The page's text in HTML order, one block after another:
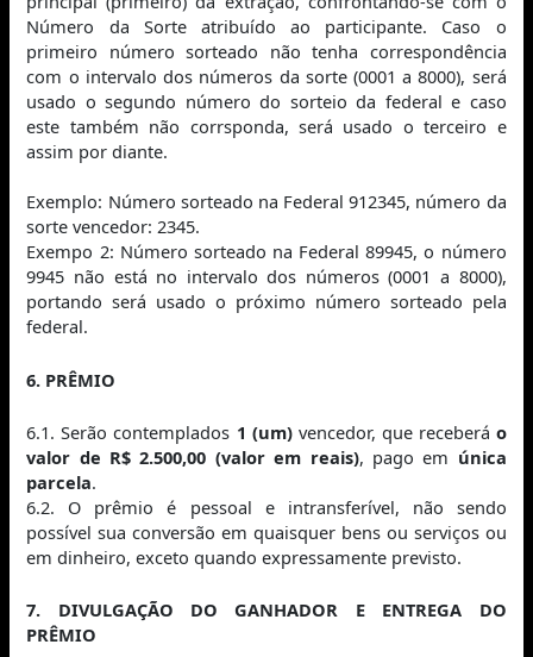
Número da Sorte atribuído ao participante. Caso o
primeiro número sorteado não tenha correspondência
com o intervalo dos números da sorte (0001 a 8000), será
usado o segundo número do sorteio da federal e caso
este também não corrsponda, será usado o terceiro e
assim por diante.
Exemplo: Número sorteado na Federal 912345, número da
sorte vencedor: 2345.
Exempo 2: Número sorteado na Federal 89945, o número
9945 não está no intervalo dos números (0001 a 8000),
portando será usado o próximo número sorteado pela
federal.
6. PRÊMIO
6.1. Serão contemplados 1 (um)vencedor, que receberá o
valor de R$ 2.500,00 (valor em reais), pago em única
parcela.
6.2. O prêmio é pessoal e intransferível, não sendo
possível sua conversão em quaisquer bens ou serviços ou
em dinheiro, exceto quando expressamente previsto.
7. DIVULGAÇÃO DO GANHADOR E ENTREGA DO
PRÊMIO